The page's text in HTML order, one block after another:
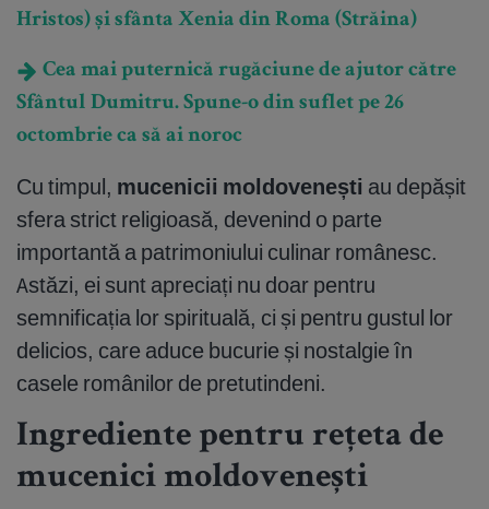
Hristos) și sfânta Xenia din Roma (Străina)
Cea mai puternică rugăciune de ajutor către
Sfântul Dumitru. Spune-o din suflet pe 26
octombrie ca să ai noroc
Cu timpul, mucenicii moldovenești au depășit
sfera strict religioasă, devenind o parte
importantă a patrimoniului culinar românesc.
Astăzi, ei sunt apreciați nu doar pentru
semnificația lor spirituală, ci și pentru gustul lor
delicios, care aduce bucurie și nostalgie în
casele românilor de pretutindeni.
Ingrediente pentru rețeta de
mucenici moldovenești